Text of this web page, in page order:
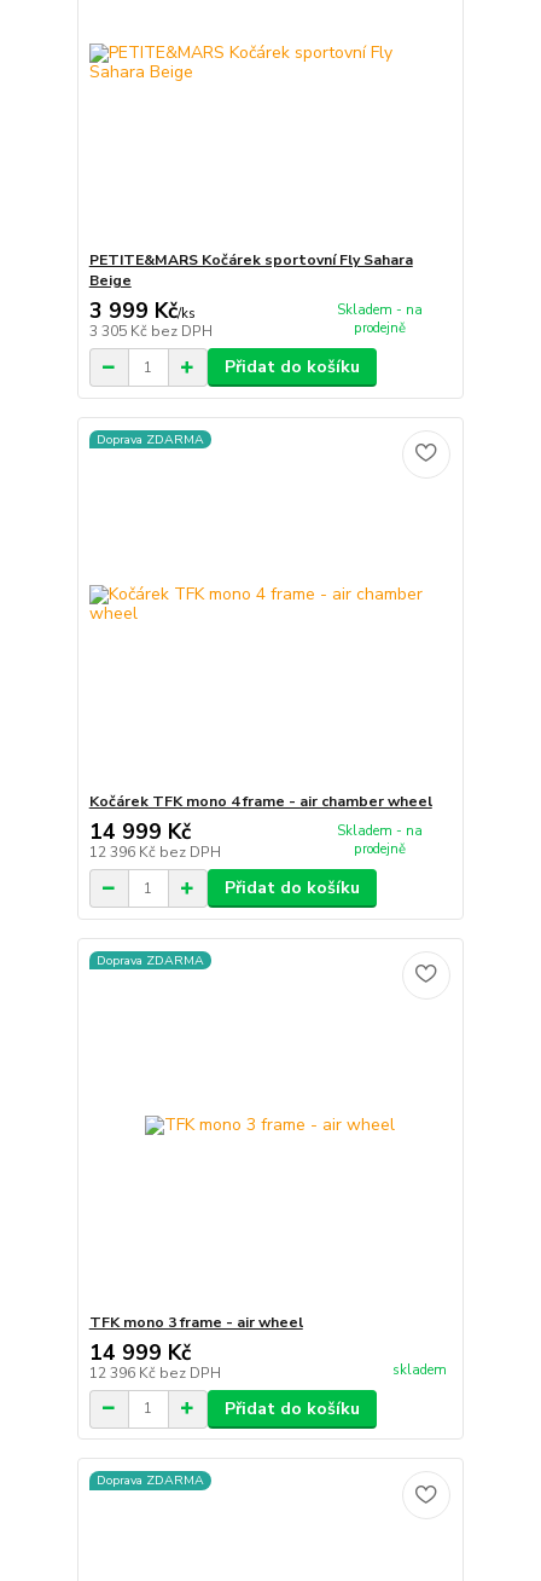
PETITE&MARS Kočárek sportovní Fly Sahara
Beige
3 999 Kč/ks
3 305 Kč bez DPH
Skladem - na
prodejně
Přidat do košíku
Doprava ZDARMA
Kočárek TFK mono 4 frame - air chamber wheel
14 999 Kč
12 396 Kč bez DPH
Skladem - na
prodejně
Přidat do košíku
Doprava ZDARMA
TFK mono 3 frame - air wheel
14 999 Kč
12 396 Kč bez DPH skladem
Přidat do košíku
Doprava ZDARMA